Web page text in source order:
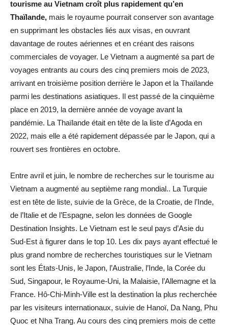
tourisme au Vietnam croît plus rapidement qu’en
Thaïlande, mais le royaume pourrait conserver son avantage
en supprimant les obstacles liés aux visas, en ouvrant
davantage de routes aériennes et en créant des raisons
commerciales de voyager. Le Vietnam a augmenté sa part de
voyages entrants au cours des cinq premiers mois de 2023,
arrivant en troisième position derrière le Japon et la Thaïlande
parmi les destinations asiatiques. Il est passé de la cinquième
place en 2019, la dernière année de voyage avant la
pandémie. La Thaïlande était en tête de la liste d’Agoda en
2022, mais elle a été rapidement dépassée par le Japon, qui a
rouvert ses frontières en octobre.
Entre avril et juin, le nombre de recherches sur le tourisme au
Vietnam a augmenté au septième rang mondial.. La Turquie
est en tête de liste, suivie de la Grèce, de la Croatie, de l’Inde,
de l’Italie et de l’Espagne, selon les données de Google
Destination Insights. Le Vietnam est le seul pays d’Asie du
Sud-Est à figurer dans le top 10. Les dix pays ayant effectué le
plus grand nombre de recherches touristiques sur le Vietnam
sont les États-Unis, le Japon, l’Australie, l’Inde, la Corée du
Sud, Singapour, le Royaume-Uni, la Malaisie, l’Allemagne et la
France. Hô-Chi-Minh-Ville est la destination la plus recherchée
par les visiteurs internationaux, suivie de Hanoï, Da Nang, Phu
Quoc et Nha Trang. Au cours des cinq premiers mois de cette